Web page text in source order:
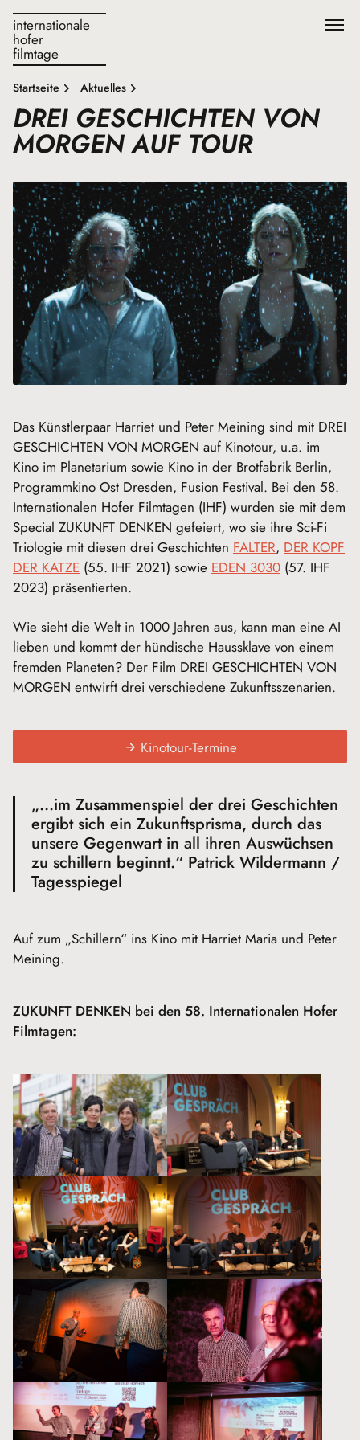
internationale
hofer
filmtage
Startseite Aktuelles
DREI GESCHICHTEN VON
MORGEN AUF TOUR
Das Künstlerpaar Harriet und Peter Meining sind mit DREI
GESCHICHTEN VON MORGEN auf Kinotour, u.a. im
Kino im Planetarium sowie Kino in der Brotfabrik Berlin,
Programmkino Ost Dresden, Fusion Festival. Bei den 58.
Internationalen Hofer Filmtagen (IHF) wurden sie mit dem
Special ZUKUNFT DENKEN gefeiert, wo sie ihre Sci-Fi
Triologie mit diesen drei Geschichten FALTER, DER KOPF
DER KATZE (55. IHF 2021) sowie EDEN 3030 (57. IHF
2023) präsentierten.
Wie sieht die Welt in 1000 Jahren aus, kann man eine AI
lieben und kommt der hündische Haussklave von einem
fremden Planeten? Der Film DREI GESCHICHTEN VON
MORGEN entwirft drei verschiedene Zukunftsszenarien.
Kinotour-Termine
„…im Zusammenspiel der drei Geschichten
ergibt sich ein Zukunftsprisma, durch das
unsere Gegenwart in all ihren Auswüchsen
zu schillern beginnt.“ Patrick Wildermann /
Tagesspiegel
Auf zum „Schillern“ ins Kino mit Harriet Maria und Peter
Meining.
ZUKUNFT DENKEN bei den 58. Internationalen Hofer
Filmtagen: